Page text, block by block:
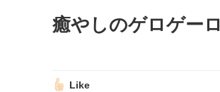
癒やしのゲロゲーロ
Like